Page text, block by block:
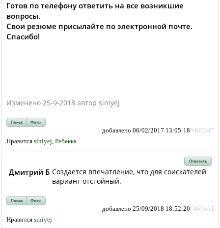
Готов по телефону ответить на все возникшие
вопросы.
Свои резюме присылайте по электронной почте.
Спасибо!
Изменено 25-9-2018 автор siniyej
Поиск Фото
добавлено 06/02/2017 13:05:18#460347
Нравится siniyej Ребекка
Ответить
Дмитрий Б Создается впечатление, что для соискателей
вариант отстойный.
Поиск Фото
добавлено 25/09/2018 18:52:20#469461
Нравится siniyej